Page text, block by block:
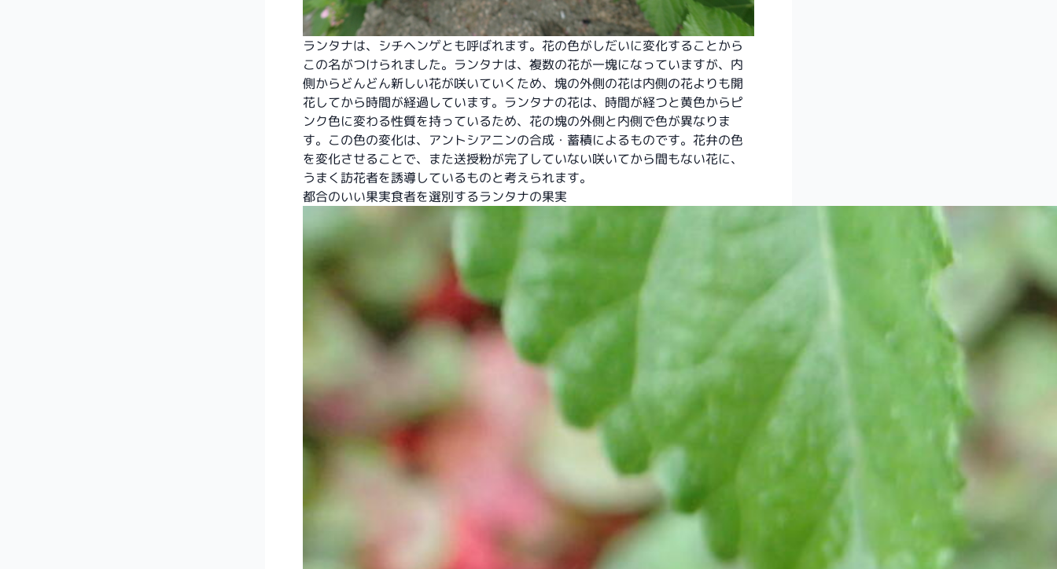
ランタナは、シチヘンゲとも呼ばれます。花の色がしだいに変化することから
この名がつけられました。ランタナは、複数の花が一塊になっていますが、内
側からどんどん新しい花が咲いていくため、塊の外側の花は内側の花よりも開
花してから時間が経過しています。ランタナの花は、時間が経つと黄色からピ
ンク色に変わる性質を持っているため、花の塊の外側と内側で色が異なりま
す。この色の変化は、アントシアニンの合成・蓄積によるものです。花弁の色
を変化させることで、また送授粉が完了していない咲いてから間もない花に、
うまく訪花者を誘導しているものと考えられます。
都合のいい果実食者を選別するランタナの果実